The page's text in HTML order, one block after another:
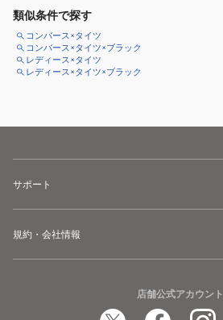
類似条件で探す
コンバース×タイツ
コンバース×タイツ×ブラック
レディース×タイツ
レディース×タイツ×ブラック
サポート
規約・会社情報
店舗公式アカウント